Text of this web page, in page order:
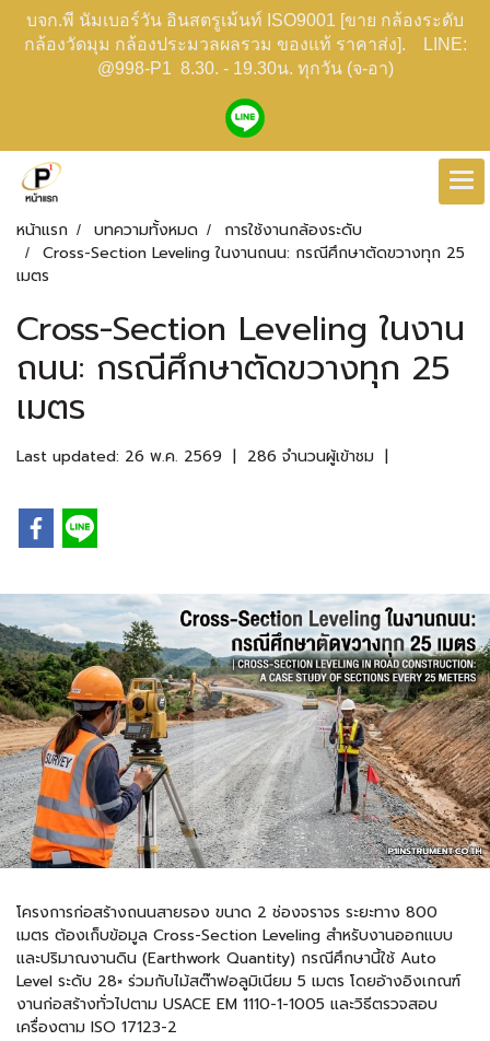
บจก.พี นัมเบอร์วัน อินสตรูเม้นท์ ISO9001 [ขาย กล้องระดับ
กล้องวัดมุม กล้องประมวลผลรวม ของแท้ ราคาส่ง]. LINE:
@998-P1 8.30. - 19.30น. ทุกวัน (จ-อา)
หน้าแรก บทความทั้งหมด
การใช้งานกล้องระดับ
Cross-Section Leveling ในงานถนน: กรณีศึกษาตัดขวางทุก 25
เมตร
Cross-Section Leveling ในงาน
ถนน: กรณีศึกษาตัดขวางทุก 25
เมตร
Last updated: 26 พ.ค. 2569 | 286 จำนวนผู้เข้าชม |
โครงการก่อสร้างถนนสายรอง ขนาด 2 ช่องจราจร ระยะทาง 800
เมตร ต้องเก็บข้อมูล Cross-Section Leveling สำหรับงานออกแบบ
และปริมาณงานดิน (Earthwork Quantity) กรณีศึกษานี้ใช้ Auto
Level ระดับ 28× ร่วมกับไม้สต๊าฟอลูมิเนียม 5 เมตร โดยอ้างอิงเกณฑ์
งานก่อสร้างทั่วไปตาม USACE EM 1110-1-1005 และวิธีตรวจสอบ
เครื่องตาม ISO 17123-2